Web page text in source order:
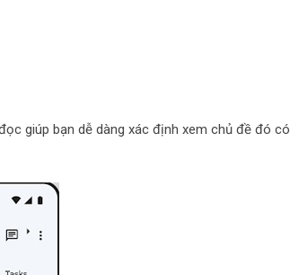
giúp bạn dễ dàng xác định xem chủ đề đó có